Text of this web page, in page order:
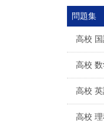
問題集
高校
高校
高校
高校